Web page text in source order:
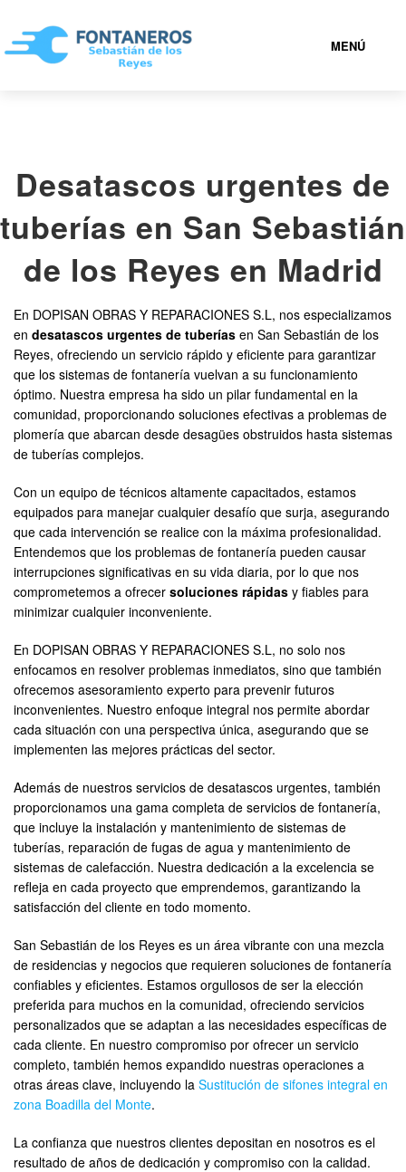
MENÚ
919 93 21 72
FONTANEROS SAN SEBASTIÁN DE LOS REYES BARATOS
SERVICIOS
CONTACTAR
Desatascos urgentes de
tuberías en San Sebastián
de los Reyes en Madrid
En DOPISAN OBRAS Y REPARACIONES S.L, nos especializamos
en desatascos urgentes de tuberías en San Sebastián de los
Reyes, ofreciendo un servicio rápido y eficiente para garantizar
que los sistemas de fontanería vuelvan a su funcionamiento
óptimo. Nuestra empresa ha sido un pilar fundamental en la
comunidad, proporcionando soluciones efectivas a problemas de
plomería que abarcan desde desagües obstruidos hasta sistemas
de tuberías complejos.
Con un equipo de técnicos altamente capacitados, estamos
equipados para manejar cualquier desafío que surja, asegurando
que cada intervención se realice con la máxima profesionalidad.
Entendemos que los problemas de fontanería pueden causar
interrupciones significativas en su vida diaria, por lo que nos
comprometemos a ofrecer soluciones rápidas y fiables para
minimizar cualquier inconveniente.
En DOPISAN OBRAS Y REPARACIONES S.L, no solo nos
enfocamos en resolver problemas inmediatos, sino que también
ofrecemos asesoramiento experto para prevenir futuros
inconvenientes. Nuestro enfoque integral nos permite abordar
cada situación con una perspectiva única, asegurando que se
implementen las mejores prácticas del sector.
Además de nuestros servicios de desatascos urgentes, también
proporcionamos una gama completa de servicios de fontanería,
que incluye la instalación y mantenimiento de sistemas de
tuberías, reparación de fugas de agua y mantenimiento de
sistemas de calefacción. Nuestra dedicación a la excelencia se
refleja en cada proyecto que emprendemos, garantizando la
satisfacción del cliente en todo momento.
San Sebastián de los Reyes es un área vibrante con una mezcla
de residencias y negocios que requieren soluciones de fontanería
confiables y eficientes. Estamos orgullosos de ser la elección
preferida para muchos en la comunidad, ofreciendo servicios
personalizados que se adaptan a las necesidades específicas de
cada cliente. En nuestro compromiso por ofrecer un servicio
completo, también hemos expandido nuestras operaciones a
otras áreas clave, incluyendo la Sustitución de sifones integral en
zona Boadilla del Monte.
La confianza que nuestros clientes depositan en nosotros es el
resultado de años de dedicación y compromiso con la calidad.